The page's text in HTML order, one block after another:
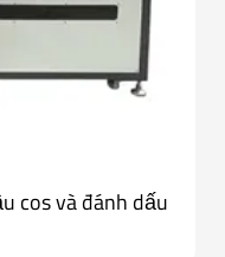
cos và đánh dấu